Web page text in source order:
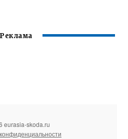
Реклама
eurasia-skoda.ru